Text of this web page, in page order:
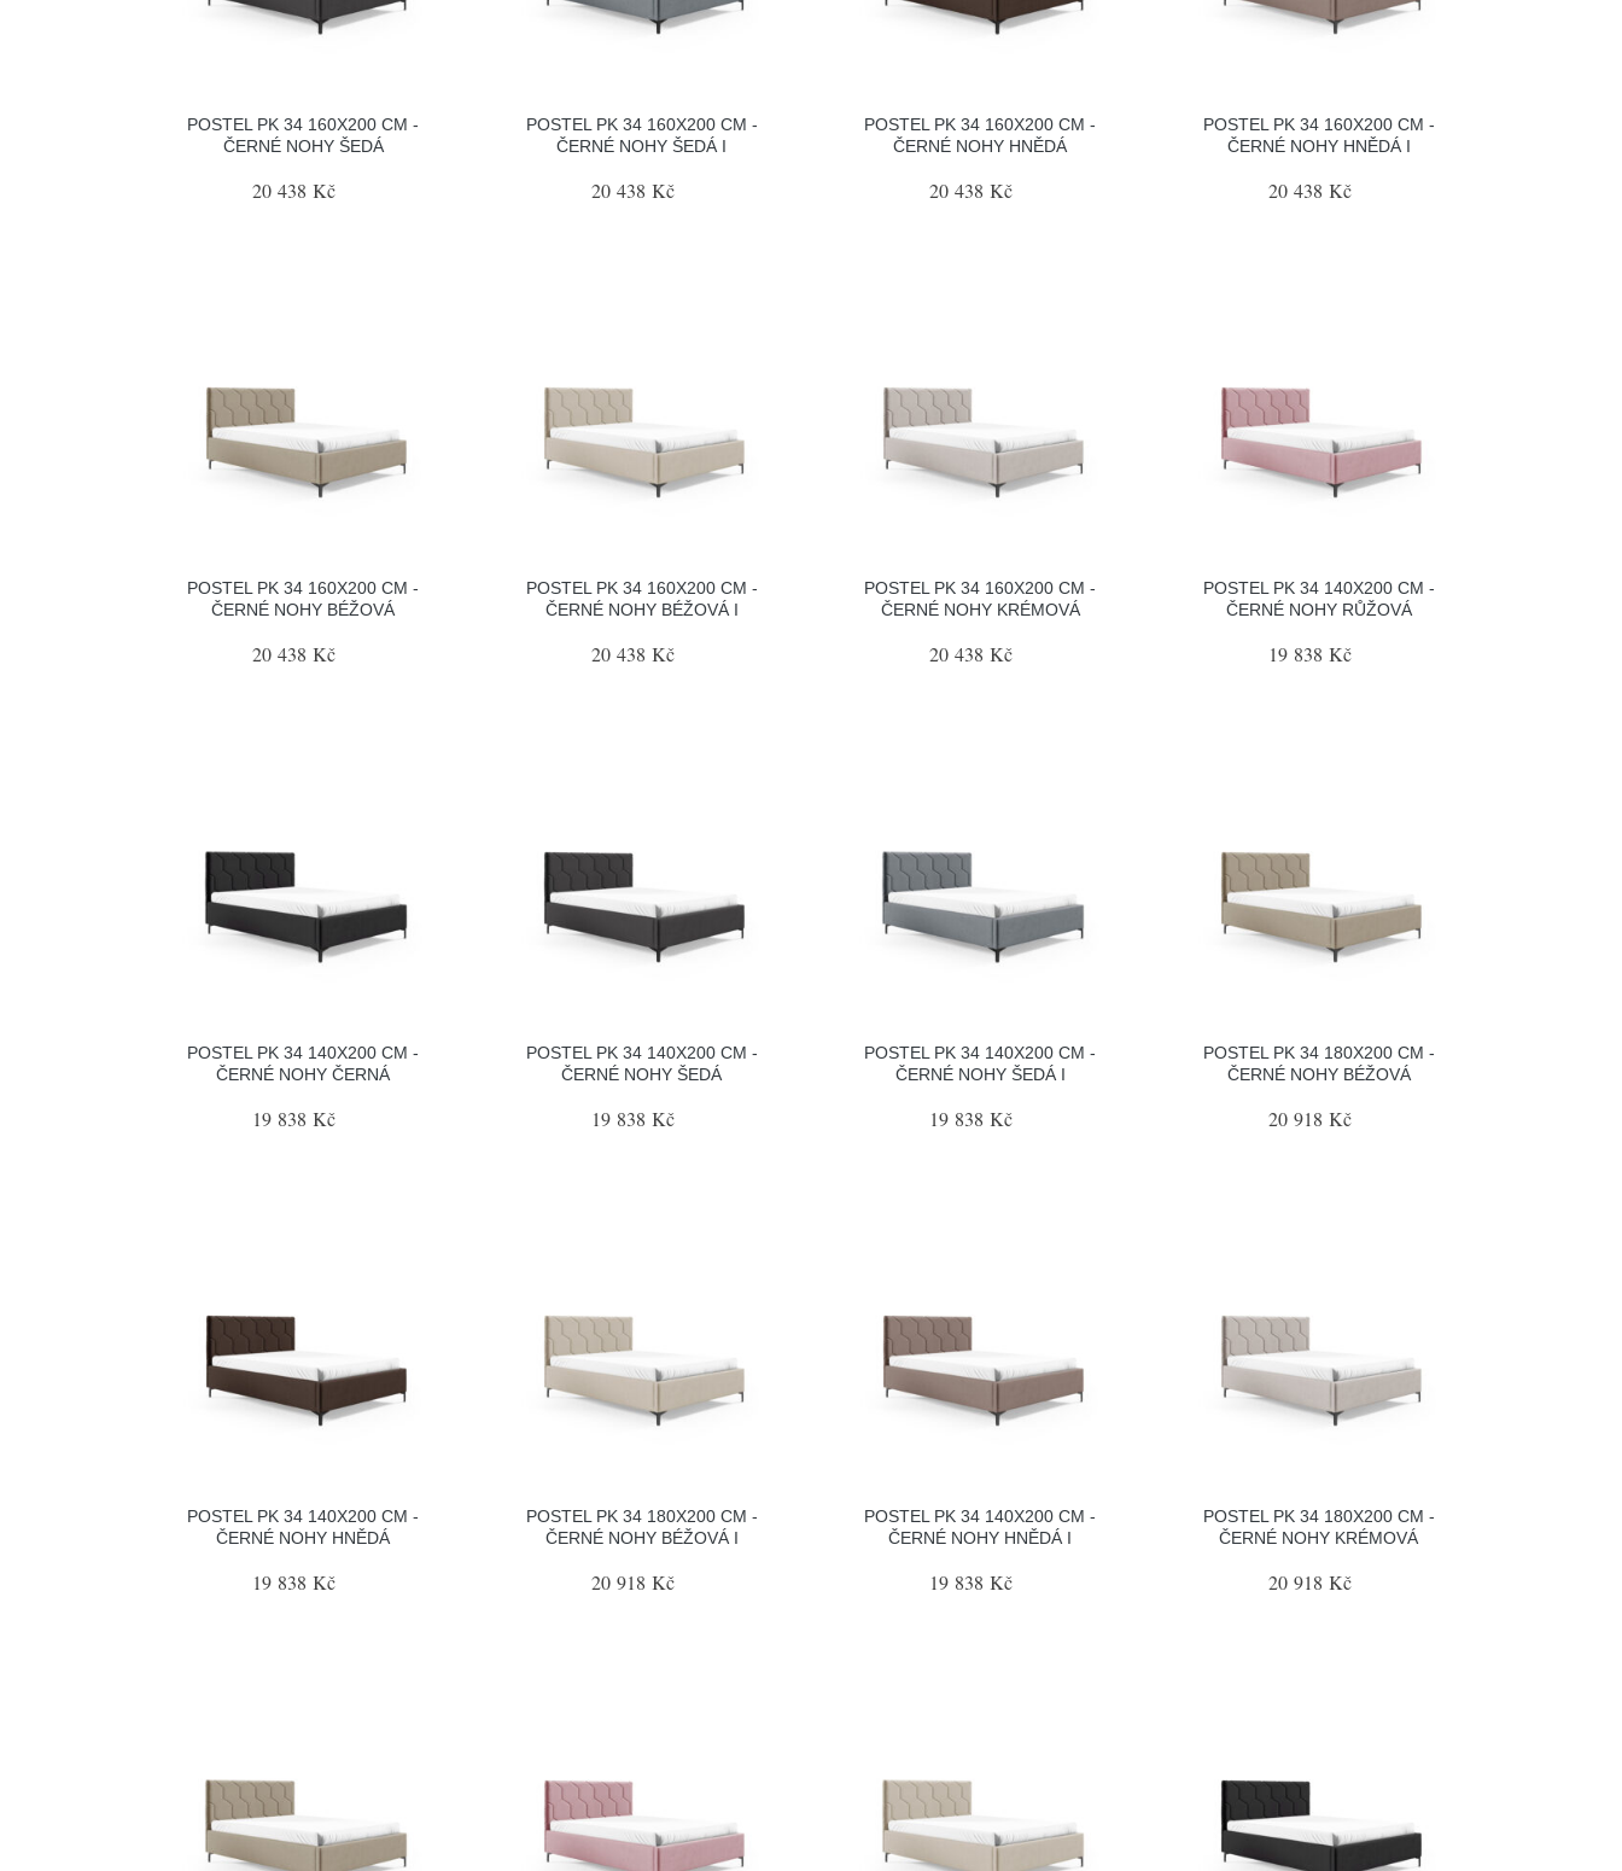
POSTEL PK 34 160X200 CM -
ČERNÉ NOHY ŠEDÁ
20 438 Kč
POSTEL PK 34 160X200 CM -
ČERNÉ NOHY ŠEDÁ I
20 438 Kč
POSTEL PK 34 160X200 CM -
ČERNÉ NOHY HNĚDÁ
20 438 Kč
POSTEL PK 34 160X200 CM -
ČERNÉ NOHY HNĚDÁ I
20 438 Kč
POSTEL PK 34 160X200 CM -
ČERNÉ NOHY BÉŽOVÁ
20 438 Kč
POSTEL PK 34 160X200 CM -
ČERNÉ NOHY BÉŽOVÁ I
20 438 Kč
POSTEL PK 34 160X200 CM -
ČERNÉ NOHY KRÉMOVÁ
20 438 Kč
POSTEL PK 34 140X200 CM -
ČERNÉ NOHY RŮŽOVÁ
19 838 Kč
POSTEL PK 34 140X200 CM -
ČERNÉ NOHY ČERNÁ
19 838 Kč
POSTEL PK 34 140X200 CM -
ČERNÉ NOHY ŠEDÁ
19 838 Kč
POSTEL PK 34 140X200 CM -
ČERNÉ NOHY ŠEDÁ I
19 838 Kč
POSTEL PK 34 180X200 CM -
ČERNÉ NOHY BÉŽOVÁ
20 918 Kč
POSTEL PK 34 140X200 CM -
ČERNÉ NOHY HNĚDÁ
19 838 Kč
POSTEL PK 34 180X200 CM -
ČERNÉ NOHY BÉŽOVÁ I
20 918 Kč
POSTEL PK 34 140X200 CM -
ČERNÉ NOHY HNĚDÁ I
19 838 Kč
POSTEL PK 34 180X200 CM -
ČERNÉ NOHY KRÉMOVÁ
20 918 Kč